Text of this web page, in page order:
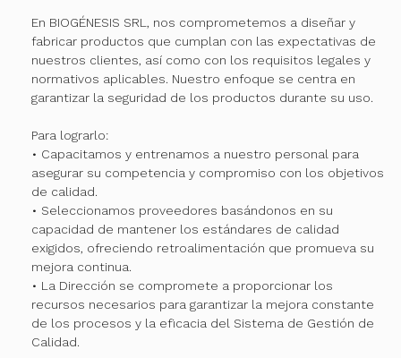
En BIOGÉNESIS SRL, nos comprometemos a diseñar y
fabricar productos que cumplan con las expectativas de
nuestros clientes, así como con los requisitos legales y
normativos aplicables. Nuestro enfoque se centra en
garantizar la seguridad de los productos durante su uso.
Para lograrlo:
• Capacitamos y entrenamos a nuestro personal para
asegurar su competencia y compromiso con los objetivos
de calidad.
• Seleccionamos proveedores basándonos en su
capacidad de mantener los estándares de calidad
exigidos, ofreciendo retroalimentación que promueva su
mejora continua.
• La Dirección se compromete a proporcionar los
recursos necesarios para garantizar la mejora constante
de los procesos y la eficacia del Sistema de Gestión de
Calidad.